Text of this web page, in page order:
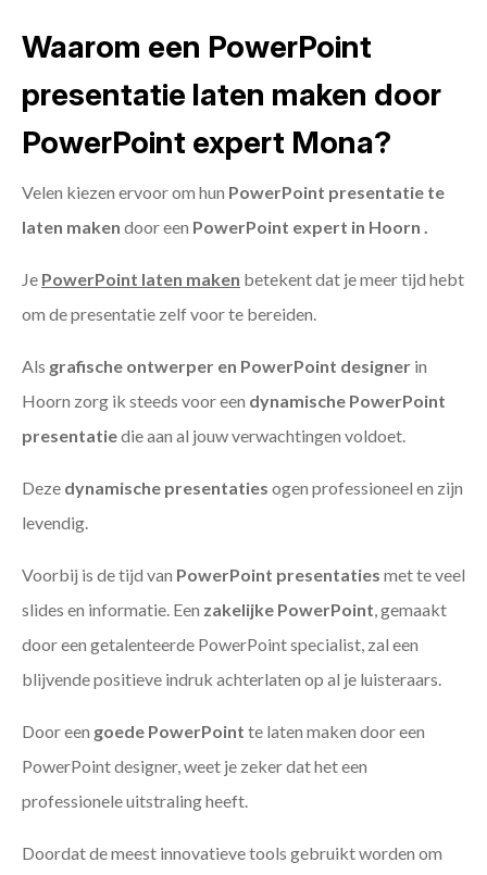
Waarom een PowerPoint
presentatie laten maken door
PowerPoint expert Mona?
Velen kiezen ervoor om hun PowerPoint presentatie te
laten maken door een PowerPoint expert in Hoorn .
Je PowerPoint laten maken betekent dat je meer tijd hebt
om de presentatie zelf voor te bereiden.
Als grafische ontwerper en PowerPoint designer in
Hoorn zorg ik steeds voor een dynamische PowerPoint
presentatiedie aan al jouw verwachtingen voldoet.
Deze dynamische presentaties ogen professioneel en zijn
levendig.
Voorbij is de tijd van PowerPoint presentaties met te veel
slides en informatie. Een zakelijke PowerPoint, gemaakt
door een getalenteerde PowerPoint specialist, zal een
blijvende positieve indruk achterlaten op al je luisteraars.
Door een goede PowerPoint te laten maken door een
PowerPoint designer, weet je zeker dat het een
professionele uitstraling heeft.
Doordat de meest innovatieve tools gebruikt worden om